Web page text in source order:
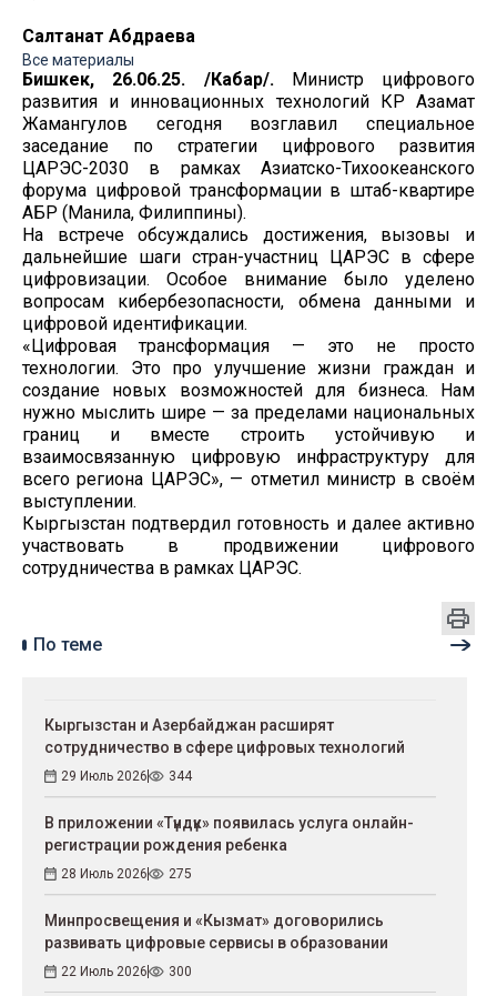
Салтанат Абдраева
Все материалы
Бишкек, 26.06.25. /Кабар/. Министр цифрового
развития и инновационных технологий КР Азамат
Жамангулов сегодня возглавил специальное
заседание по стратегии цифрового развития
ЦАРЭС-2030 в рамках Азиатско-Тихоокеанского
форума цифровой трансформации в штаб-квартире
АБР (Манила, Филиппины).
На встрече обсуждались достижения, вызовы и
дальнейшие шаги стран-участниц ЦАРЭС в сфере
цифровизации. Особое внимание было уделено
вопросам кибербезопасности, обмена данными и
цифровой идентификации.
«Цифровая трансформация — это не просто
технологии. Это про улучшение жизни граждан и
создание новых возможностей для бизнеса. Нам
нужно мыслить шире — за пределами национальных
границ и вместе строить устойчивую и
взаимосвязанную цифровую инфраструктуру для
всего региона ЦАРЭС», — отметил министр в своём
выступлении.
Кыргызстан подтвердил готовность и далее активно
участвовать в продвижении цифрового
сотрудничества в рамках ЦАРЭС.
По теме
Кыргызстан и Азербайджан расширят
сотрудничество в сфере цифровых технологий
29 Июль 2026 344
В приложении «Түндүк» появилась услуга онлайн-
регистрации рождения ребенка
28 Июль 2026 275
Минпросвещения и «Кызмат» договорились
развивать цифровые сервисы в образовании
22 Июль 2026 300